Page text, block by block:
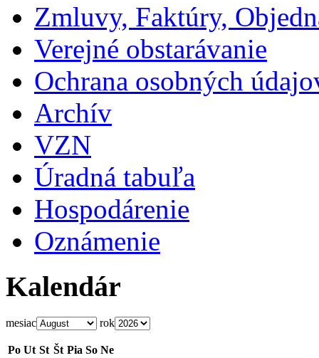
Zmluvy, Faktúry,
Verejné obstarávanie
Ochrana osobných
Archív
VZN
Úradná tabuľa
Hospodárenie
Oznámenie
Kalendár
mesiac rok
Po Ut St Št Pia So Ne